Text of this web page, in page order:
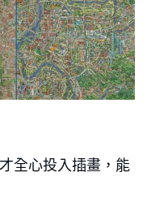
全心投入插畫，能